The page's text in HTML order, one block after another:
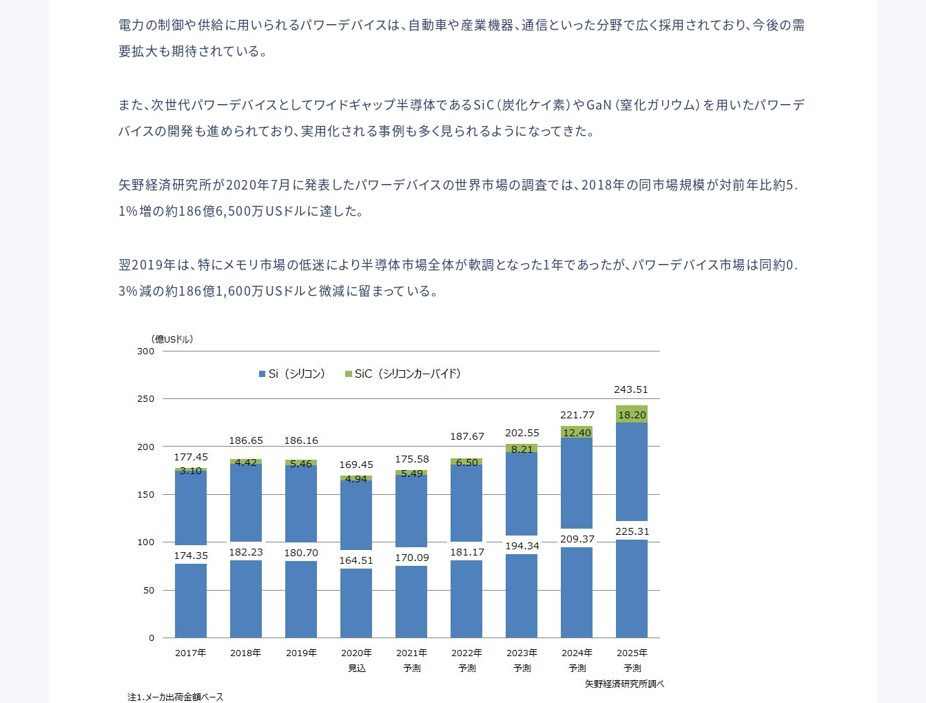
電力の制御や供給に用いられるパワーデバイスは、自動車や産業機器、通信といった分野で広く採用されており、今後の需
要拡大も期待されている。
また、次世代パワーデバイスとしてワイドギャップ半導体であるSiC（炭化ケイ素）やGaN（窒化ガリウム）を用いたパワーデ
バイスの開発も進められており、実用化される事例も多く見られるようになってきた。
矢野経済研究所が2020年7月に発表したパワーデバイスの世界市場の調査では、2018年の同市場規模が対前年比約5.
1%増の約186億6,500万USドルに達した。
翌2019年は、特にメモリ市場の低迷により半導体市場全体が軟調となった1年であったが、パワーデバイス市場は同約0.
3%減の約186億1,600万USドルと微減に留まっている。